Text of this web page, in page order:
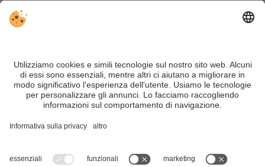
VIVOSüdtirol è il portale di viaggio per chi desidera vivere il
Trentino Alto Adige davvero – con consigli autentici, alloggi e
offerte su misura.
Nonostante il lavoro accurato e il costante aggiornamento dei
motivi di sicurezza, si prega di verificare chiedendo